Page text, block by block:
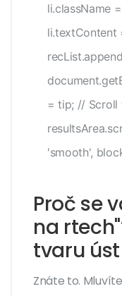
li.className
li.textContent
= tip; // Scroll
'smooth',
Proč se
na
tvaru úst
Znáte to.